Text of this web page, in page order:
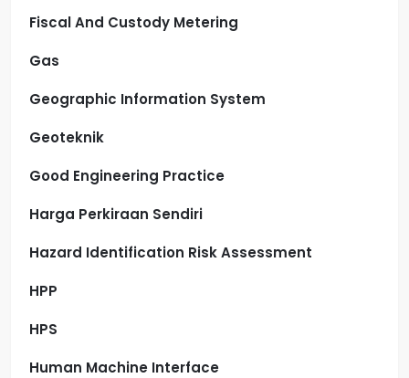
Fiscal And Custody Metering
Gas
Geographic Information System
Geoteknik
Good Engineering Practice
Harga Perkiraan Sendiri
Hazard Identification Risk Assessment
HPP
HPS
Human Machine Interface